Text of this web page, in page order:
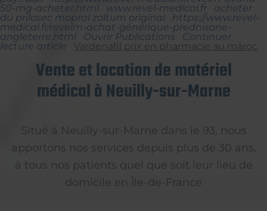
50-mg-acheter.html
www.revel-medical.fr
acheter
du prilosec mopral zoltum original
https://www.revel-
medical.fr/revelm-achat-générique-prednisone-
angleterre.html
Ouvrir Publications
Continuer
lecture article
Vardenafil prix en pharmacie au maroc
Vente et location de matériel
médical à Neuilly-sur-Marne
Situé à Neuilly-sur-Marne dans le 93, nous
apportons nos services depuis plus de 30 ans,
à tous nos patients quel que soit leur lieu de
domicile en Île-de-France